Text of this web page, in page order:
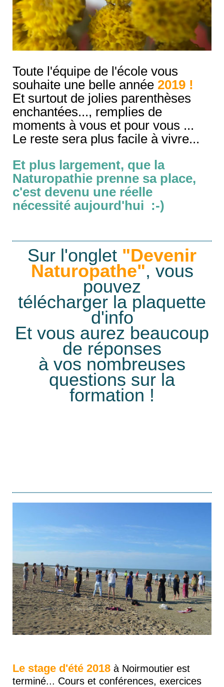
Toute l'équipe de l'école vous
souhaite une belle année 2019 !
Et surtout de jolies parenthèses
enchantées..., remplies de
moments à vous et pour vous ...
Le reste sera plus facile à vivre...
Et plus largement, que la
Naturopathie prenne sa place,
c'est devenu une réelle
nécessité aujourd'hui :-)
Sur l'onglet "Devenir
Naturopathe", vous
pouvez
télécharger la plaquette
d'info
Et vous aurez beaucoup
de réponses
à vos nombreuses
questions sur la
formation !
Le stage d'été 2018 à Noirmoutier est
terminé... Cours et conférences, exercices